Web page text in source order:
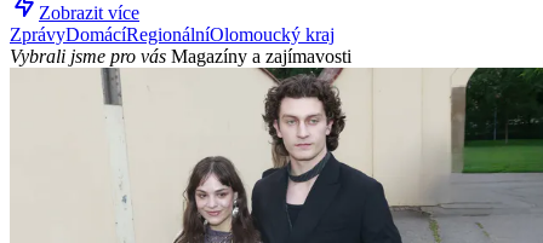
Zobrazit více
ZprávyDomácíRegionálníOlomoucký kraj
Vybrali jsme pro vás Magazíny a zajímavosti